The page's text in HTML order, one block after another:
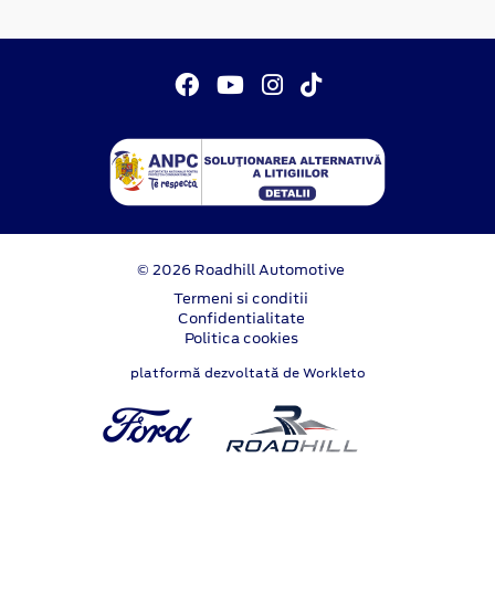
© 2026 Roadhill Automotive
Termeni si conditii
Confidentialitate
Politica cookies
platformă dezvoltată de Workleto